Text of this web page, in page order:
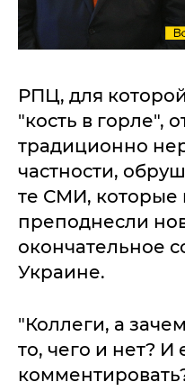
РПЦ, для
"кость в горле",
традиционно
частности,
те СМИ, которые
преподнесли
окончательное
Украине.
"Коллеги, а
то, чего и нет?